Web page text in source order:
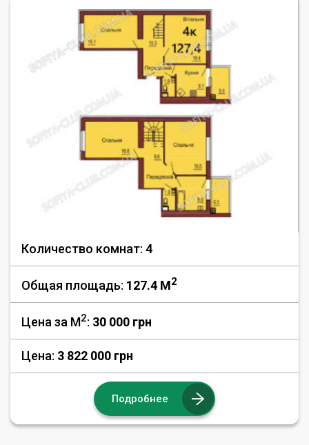
Количество комнат: 4
Общая площадь: 127.4 M2
Цена за М2: 30 000 грн
Цена: 3 822 000 грн
Подробнее